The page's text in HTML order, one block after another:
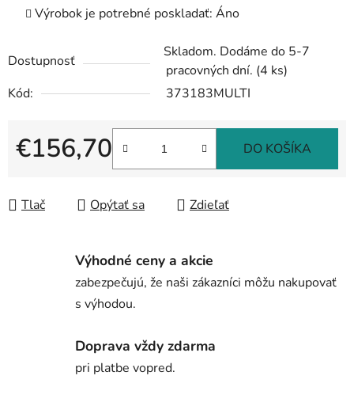
Výrobok je potrebné poskladať: Áno
Dostupnosť
Skladom. Dodáme do 5-7
pracovných dní. (4 ks)
Kód:
373183MULTI
€156,70 DO KOŠÍKA
Tlač Opýtať sa Zdieľať
Výhodné ceny a akcie
zabezpečujú, že naši zákazníci môžu nakupovať
s výhodou.
Doprava vždy zdarma
pri platbe vopred.